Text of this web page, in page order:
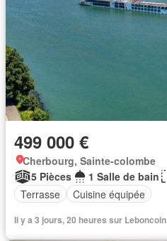
499 000 €
Cherbourg, Sainte-colombe
5 Pièces
1 Salle de bain
Terrasse
Cuisine équipée
Il y a 3 jours, 20 heures sur Leboncoin